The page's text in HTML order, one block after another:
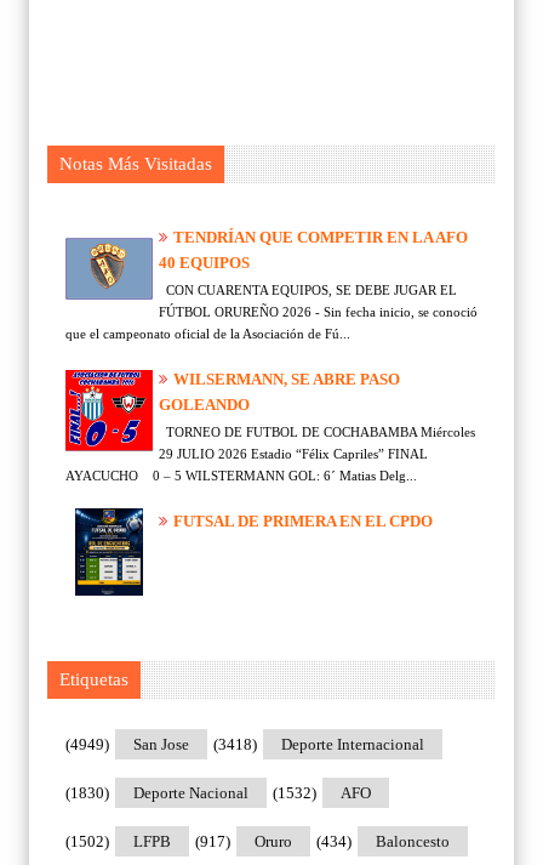
Notas Más Visitadas
TENDRÍAN QUE COMPETIR EN LA AFO
40 EQUIPOS
CON CUARENTA EQUIPOS, SE DEBE JUGAR EL
FÚTBOL ORUREÑO 2026 - Sin fecha inicio, se conoció
que el campeonato oficial de la Asociación de Fú...
WILSERMANN, SE ABRE PASO
GOLEANDO
TORNEO DE FUTBOL DE COCHABAMBA Miércoles
29 JULIO 2026 Estadio “Félix Capriles” FINAL
AYACUCHO 0 – 5 WILSTERMANN GOL: 6´ Matias Delg...
FUTSAL DE PRIMERA EN EL CPDO
Etiquetas
San Jose
(4949) Deporte Internacional
(3418)
Deporte Nacional
(1830) AFO
(1532)
LFPB
(1502) Oruro
(917) Baloncesto
(434)